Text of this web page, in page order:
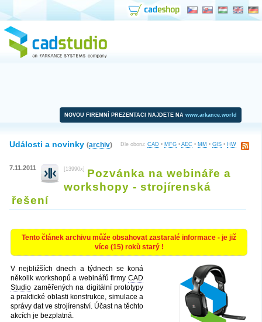
NOVOU FIREMNÍ PREZENTACI NAJDETE NA www.arkance.world
Dle oboru: CAD • MFG • AEC • MM • GIS • HW
Události a novinky (archiv)
7.11.2011 [13990x]
Pozvánka na webináře a
workshopy - strojírenská
řešení
Tento článek archivu může obsahovat zastaralé informace - je již
více (15) roků starý !
V nejbližších dnech a týdnech se koná
několik workshopů a webinářů firmy CAD
Studio zaměřených na digitální prototypy
a praktické oblasti konstrukce, simulace a
správy dat ve strojírenství. Účast na těchto
akcích je bezplatná.